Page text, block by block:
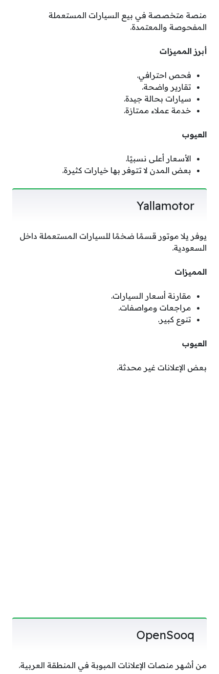
منصة متخصصة في بيع السيارات المستعملة
المفحوصة والمعتمدة.
أبرز المميزات
فحص احترافي.
تقارير واضحة.
سيارات بحالة جيدة.
خدمة عملاء ممتازة.
العيوب
الأسعار أعلى نسبيًا.
بعض المدن لا تتوفر بها خيارات كثيرة.
Yallamotor
يوفر يلا موتور قسمًا ضخمًا للسيارات المستعملة داخل
السعودية.
المميزات
مقارنة أسعار السيارات.
مراجعات ومواصفات.
تنوع كبير.
العيوب
بعض الإعلانات غير محدثة.
OpenSooq
من أشهر منصات الإعلانات المبوبة في المنطقة العربية.